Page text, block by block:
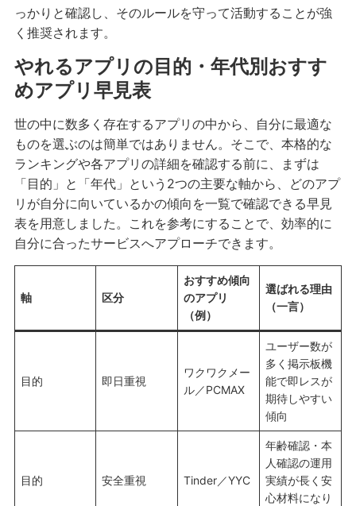
っかりと確認し、そのルールを守って活動することが強
く推奨されます。
やれるアプリの目的・年代別おすす
めアプリ早見表
世の中に数多く存在するアプリの中から、自分に最適な
ものを選ぶのは簡単ではありません。そこで、本格的な
ランキングや各アプリの詳細を確認する前に、まずは
「目的」と「年代」という2つの主要な軸から、どのアプ
リが自分に向いているかの傾向を一覧で確認できる早見
表を用意しました。これを参考にすることで、効率的に
自分に合ったサービスへアプローチできます。
軸 区分
おすすめ傾向
のアプリ
（例）
選ばれる理由
（一言）
目的 即日重視
ワクワクメー
ル／PCMAX
ユーザー数が
多く掲示板機
能で即レスが
期待しやすい
傾向
目的 安全重視 Tinder／YYC
年齢確認・本
人確認の運用
実績が長く安
心材料になり